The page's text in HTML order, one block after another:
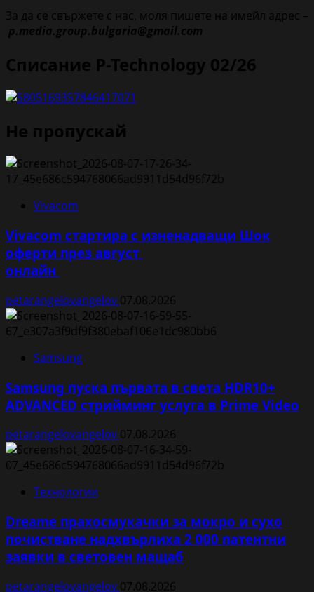
За да се свържете с нас, моля пишете на имейл адрес –
p.media.group.bulgaria@gmail.com
Списание P-Technology 02/26
Не пропускай
Vivacom
Vivacom стартира с изненадващи Шок
оферти през август
онлайн
petarangelovangelov 07.08.2026
Samsung
Samsung пуска първата в света HDR10+
ADVANCED стрийминг услуга в Prime Video
petarangelovangelov 07.08.2026
Технологии
Dreame прахосмукачки за мокро и сухо
почистване надхвърлиха 2 000 патентни
заявки в световен мащаб
petarangelovangelov 07.08.2026